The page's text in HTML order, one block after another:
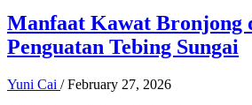
Manfaat Kawat Bronjong
Penguatan Tebing Sungai
Yuni Cai /February 27, 2026